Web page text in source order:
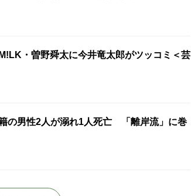
・曽野舜太に今井竜太郎がツッコミ＜芸
の男性2人が溺れ1人死亡 「離岸流」に巻